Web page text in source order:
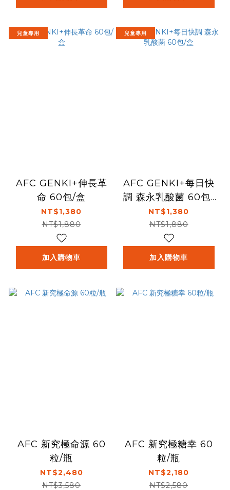
兒童專用
AFC GENKI+伸長革
命 60包/盒
NT$1,380
NT$1,880
加入購物車
兒童專用
AFC GENKI+每日快
調 森永乳酸菌 60包/
盒
NT$1,380
NT$1,880
加入購物車
AFC 新究極命源 60
粒/瓶
NT$2,480
NT$3,580
AFC 新究極糖幸 60
粒/瓶
NT$2,180
NT$2,580